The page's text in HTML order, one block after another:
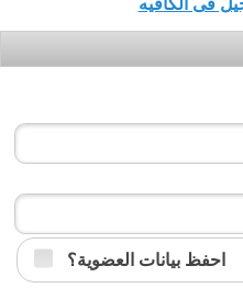
احفظ بيانات العضوية؟